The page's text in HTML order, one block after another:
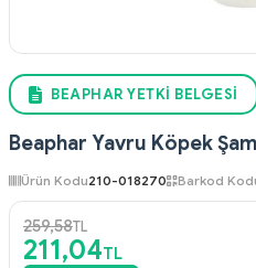
BEAPHAR YETKI BELGESI
Beaphar Yavru Köpek
Ürün Kodu210-018270 Barkod
259,58TL
211,04TL